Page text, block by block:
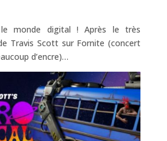
monde digital ! Après le très
Travis Scott sur Fornite (concert
d’encre)…